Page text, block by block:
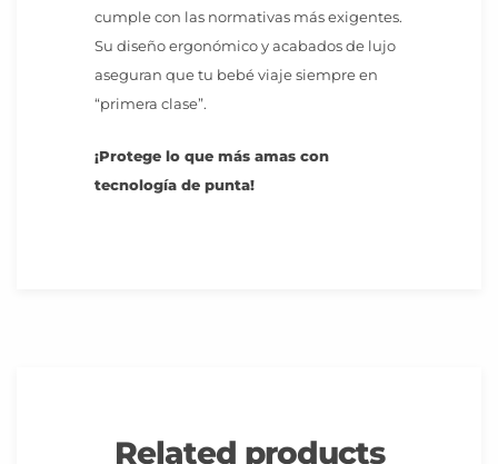
cumple con las normativas más exigentes.
Su diseño ergonómico y acabados de lujo
aseguran que tu bebé viaje siempre en
“primera clase”.
¡Protege lo que más amas con
tecnología de punta!
Related products